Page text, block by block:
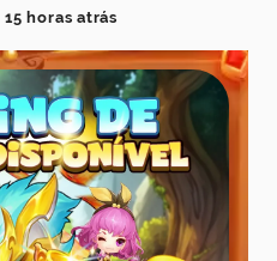
15 horas atrás